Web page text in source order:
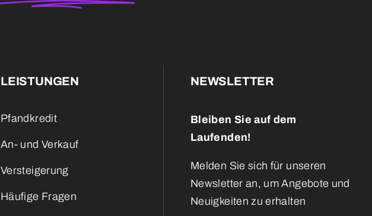
LEISTUNGEN
Pfandkredit
An- und Verkauf
Versteigerung
Häufige Fragen
NEWSLETTER
Bleiben Sie auf dem
Laufenden!
Melden Sie sich für unseren
Newsletter an, um Angebote und
Neuigkeiten zu erhalten